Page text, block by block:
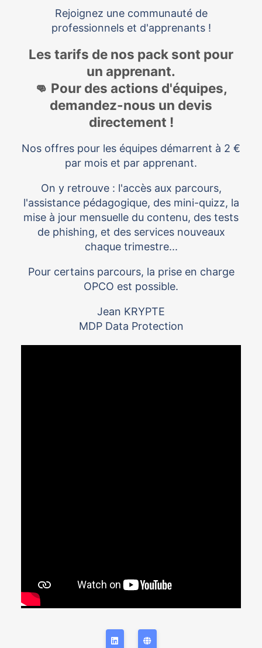
Rejoignez une communauté de
professionnels et d'apprenants !
Les tarifs de nos pack sont pour
un apprenant.
👊 Pour des actions d'équipes,
demandez-nous un devis
directement !
Nos offres pour les équipes démarrent à 2 €
par mois et par apprenant.
On y retrouve : l'accès aux parcours,
l'assistance pédagogique, des mini-quizz, la
mise à jour mensuelle du contenu, des tests
de phishing, et des services nouveaux
chaque trimestre...
Pour certains parcours, la prise en charge
OPCO est possible.
Jean KRYPTE
MDP Data Protection